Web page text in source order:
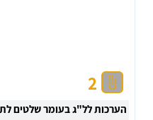
2
הערכות לל"ג בעומר שלטים